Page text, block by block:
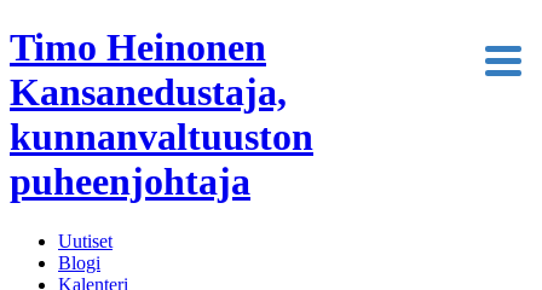
Timo Heinonen
Kansanedustaja,
kunnanvaltuuston
puheenjohtaja
Uutiset
Blogi
Kalenteri